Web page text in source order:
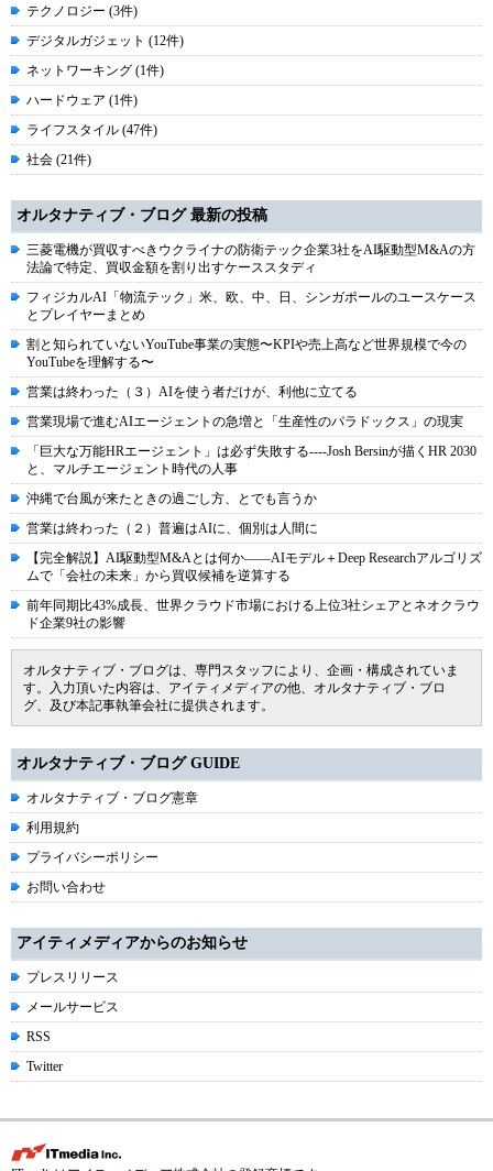
テクノロジー (3件)
デジタルガジェット (12件)
ネットワーキング (1件)
ハードウェア (1件)
ライフスタイル (47件)
社会 (21件)
オルタナティブ・ブログ 最新の投稿
三菱電機が買収すべきウクライナの防衛テック企業3社をAI駆動型M&Aの方
法論で特定、買収金額を割り出すケーススタディ
フィジカルAI「物流テック」米、欧、中、日、シンガポールのユースケース
とプレイヤーまとめ
割と知られていないYouTube事業の実態〜KPIや売上高など世界規模で今の
YouTubeを理解する〜
営業は終わった（３）AIを使う者だけが、利他に立てる
営業現場で進むAIエージェントの急増と「生産性のパラドックス」の現実
「巨大な万能HRエージェント」は必ず失敗する----Josh Bersinが描くHR 2030
と、マルチエージェント時代の人事
沖縄で台風が来たときの過ごし方、とでも言うか
営業は終わった（２）普遍はAIに、個別は人間に
【完全解説】AI駆動型M&Aとは何か――AIモデル＋Deep Researchアルゴリズ
ムで「会社の未来」から買収候補を逆算する
前年同期比43%成長、世界クラウド市場における上位3社シェアとネオクラウ
ド企業9社の影響
オルタナティブ・ブログは、専門スタッフにより、企画・構成されていま
す。入力頂いた内容は、アイティメディアの他、オルタナティブ・ブロ
グ、及び本記事執筆会社に提供されます。
オルタナティブ・ブログ GUIDE
オルタナティブ・ブログ憲章
利用規約
プライバシーポリシー
お問い合わせ
アイティメディアからのお知らせ
プレスリリース
メールサービス
RSS
Twitter